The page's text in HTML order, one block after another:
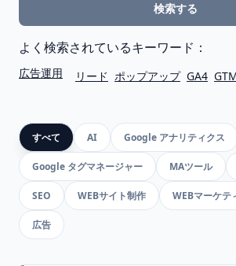
検索する
よく検索されているキーワード：
広告運用 リード ポップアップ GA4
すべて AI Google アナリティクス
Google タグマネージャー MAツール
SEO WEBサイト制作 WEBマーケテ
広告